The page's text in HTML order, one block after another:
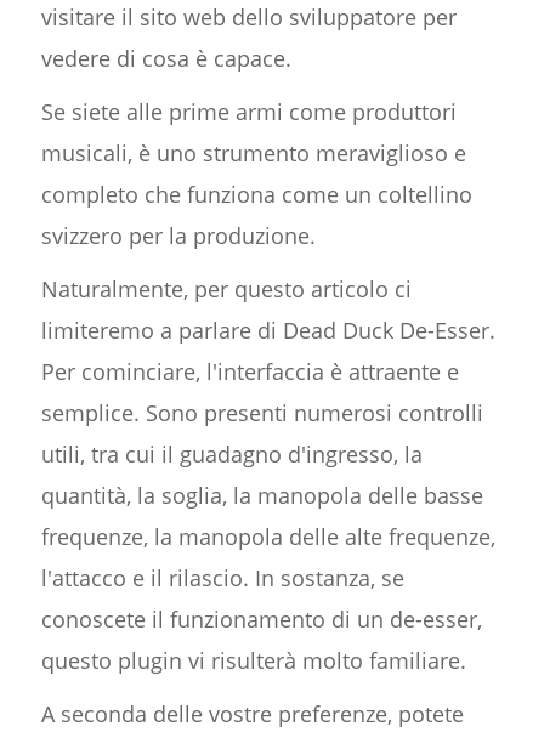
visitare il sito web dello sviluppatore per
vedere di cosa è capace.
Se siete alle prime armi come produttori
musicali, è uno strumento meraviglioso e
completo che funziona come un coltellino
svizzero per la produzione.
Naturalmente, per questo articolo ci
limiteremo a parlare di Dead Duck De-Esser.
Per cominciare, l'interfaccia è attraente e
semplice. Sono presenti numerosi controlli
utili, tra cui il guadagno d'ingresso, la
quantità, la soglia, la manopola delle basse
frequenze, la manopola delle alte frequenze,
l'attacco e il rilascio. In sostanza, se
conoscete il funzionamento di un de-esser,
questo plugin vi risulterà molto familiare.
A seconda delle vostre preferenze, potete